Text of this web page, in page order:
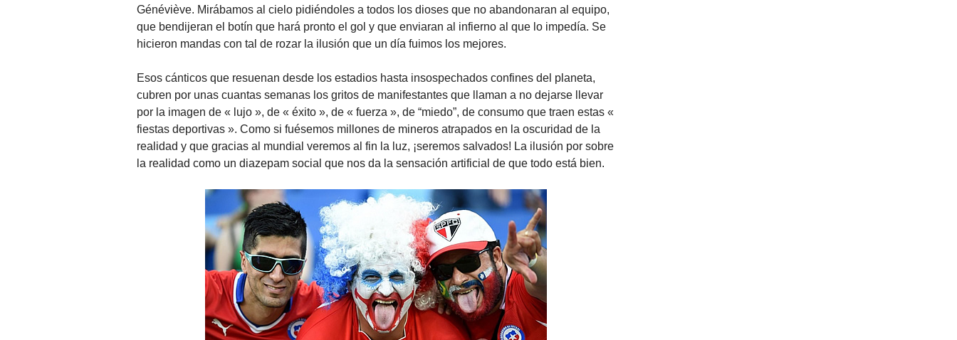
Généviève. Mirábamos al cielo pidiéndoles a todos los dioses que no abandonaran al equipo,
que bendijeran el botín que hará pronto el gol y que enviaran al infierno al que lo impedía. Se
hicieron mandas con tal de rozar la ilusión que un día fuimos los mejores.
Esos cánticos que resuenan desde los estadios hasta insospechados confines del planeta,
cubren por unas cuantas semanas los gritos de manifestantes que llaman a no dejarse llevar
por la imagen de « lujo », de « éxito », de « fuerza », de “miedo”, de consumo que traen estas «
fiestas deportivas ». Como si fuésemos millones de mineros atrapados en la oscuridad de la
realidad y que gracias al mundial veremos al fin la luz, ¡seremos salvados! La ilusión por sobre
la realidad como un diazepam social que nos da la sensación artificial de que todo está bien.